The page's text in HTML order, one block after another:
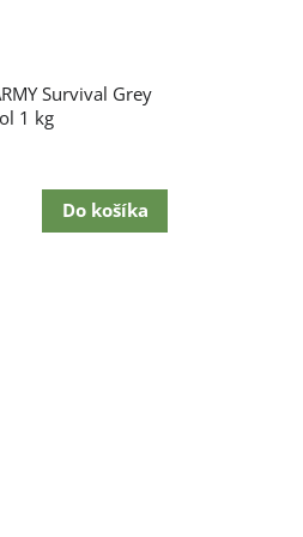
Survival Grey
1 kg
Do košíka